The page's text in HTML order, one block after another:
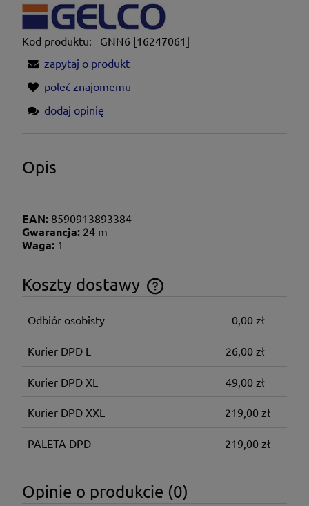
Kod produktu:
GNN6 [16247061]
zapytaj o produkt
poleć znajomemu
dodaj opinię
Opis
EAN: 8590913893384
Gwarancja: 24 m
Waga: 1
Koszty dostawy
Cena nie zawiera ewentualnych kosztów płatności
Odbiór osobisty 0,00 zł
Kurier DPD L 26,00 zł
Kurier DPD XL 49,00 zł
Kurier DPD XXL 219,00 zł
PALETA DPD 219,00 zł
Opinie o produkcie (0)